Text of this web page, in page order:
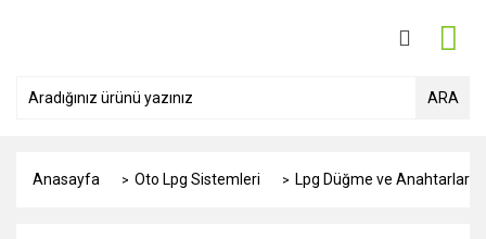
ARA
Anasayfa Oto Lpg Sistemleri Lpg Düğme ve Anahtarları